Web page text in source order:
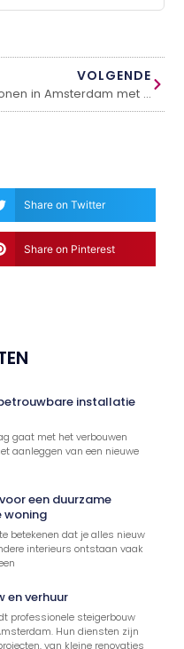
VOLGENDE
Wonen in Amsterdam met weinig ruimte: 12 slimme oplossingen voor rust, opbergen en privacy
Share on Twitter
Share on Pinterest
installatie
gaat met het verbouwen
aanleggen van een nieuwe
een duurzame
woning
betekenen dat je alles nieuw
interieurs ontstaan vaak
en verhuur
professionele steigerbouw
Hun diensten zijn
van kleine renovaties